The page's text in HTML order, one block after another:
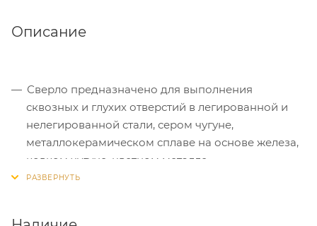
Описание
Сверло предназначено для выполнения
сквозных и глухих отверстий в легированной и
нелегированной стали, сером чугуне,
металлокерамическом сплаве на основе железа,
ковком чугуне, цветном металле.
Сверло изготовлено из